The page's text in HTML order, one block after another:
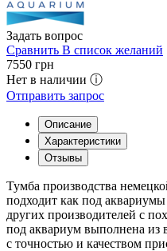
Задать вопрос
Сравнить В список желаний
7550 грн
Нет в наличии ⓘ
Отправить запрос
Описание
Характеристики
Отзывы
Тумба производства
подходит как под
других производителей с
под аквариум выполнена из
с точностью и качеством